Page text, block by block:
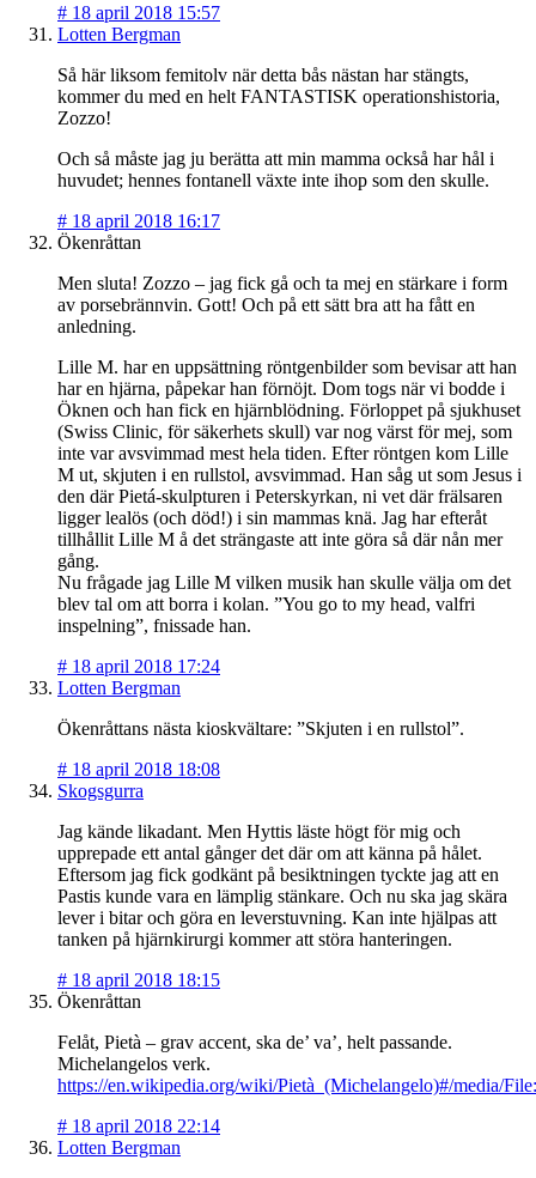
# 18 april 2018 15:57
Lotten Bergman
Så här liksom femitolv när detta bås nästan har stängts,
kommer du med en helt FANTASTISK operationshistoria,
Zozzo!
Och så måste jag ju berätta att min mamma också har hål i
huvudet; hennes fontanell växte inte ihop som den skulle.
# 18 april 2018 16:17
Ökenråttan
Men sluta! Zozzo – jag fick gå och ta mej en stärkare i form
av porsebrännvin. Gott! Och på ett sätt bra att ha fått en
anledning.
Lille M. har en uppsättning röntgenbilder som bevisar att han
har en hjärna, påpekar han förnöjt. Dom togs när vi bodde i
Öknen och han fick en hjärnblödning. Förloppet på sjukhuset
(Swiss Clinic, för säkerhets skull) var nog värst för mej, som
inte var avsvimmad mest hela tiden. Efter röntgen kom Lille
M ut, skjuten i en rullstol, avsvimmad. Han såg ut som Jesus i
den där Pietá-skulpturen i Peterskyrkan, ni vet där frälsaren
ligger lealös (och död!) i sin mammas knä. Jag har efteråt
tillhållit Lille M å det strängaste att inte göra så där nån mer
gång.
Nu frågade jag Lille M vilken musik han skulle välja om det
blev tal om att borra i kolan. ”You go to my head, valfri
inspelning”, fnissade han.
# 18 april 2018 17:24
Lotten Bergman
Ökenråttans nästa kioskvältare: ”Skjuten i en rullstol”.
# 18 april 2018 18:08
Skogsgurra
Jag kände likadant. Men Hyttis läste högt för mig och
upprepade ett antal gånger det där om att känna på hålet.
Eftersom jag fick godkänt på besiktningen tyckte jag att en
Pastis kunde vara en lämplig stänkare. Och nu ska jag skära
lever i bitar och göra en leverstuvning. Kan inte hjälpas att
tanken på hjärnkirurgi kommer att störa hanteringen.
# 18 april 2018 18:15
Ökenråttan
Felåt, Pietà – grav accent, ska de’ va’, helt passande.
Michelangelos verk.
https://en.wikipedia.org/wiki/Pietà_(Michelangelo)#/media/
# 18 april 2018 22:14
Lotten Bergman